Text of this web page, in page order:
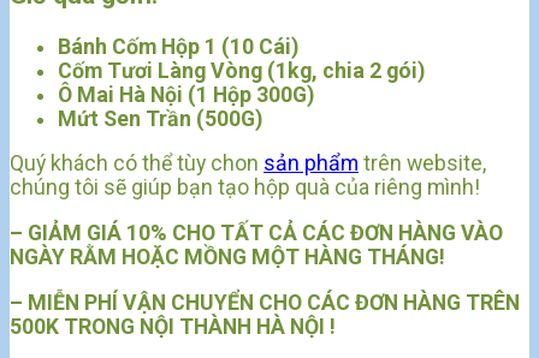
Bánh Cốm Hộp 1 (10 Cái)
Cốm Tươi Làng Vòng (1kg, chia 2 gói)
Ô Mai Hà Nội (1 Hộp 300G)
Mứt Sen Trần (500G)
Quý khách có thể tùy chon sản phẩm trên website,
chúng tôi sẽ giúp bạn tạo hộp quà của riêng mình!
– GIẢM GIÁ 10% CHO TẤT CẢ CÁC ĐƠN HÀNG VÀO
NGÀY RẰM HOẶC MỒNG MỘT HÀNG THÁNG!
– MIỄN PHÍ VẬN CHUYỂN CHO CÁC ĐƠN HÀNG TRÊN
500K TRONG NỘI THÀNH HÀ NỘI !